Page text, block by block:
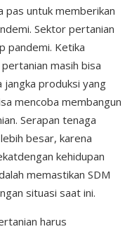
pas untuk memberikan
Sektor pertanian
pandemi. Ketika
masih bisa
produksi yang
mencoba membangun
Serapan tenaga
besar, karena
kehidupan
memastikan SDM
situasi saat ini.
harus